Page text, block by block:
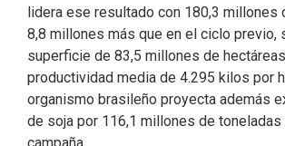
lidera ese resultado con 180,3 millones
8,8 millones más que en el ciclo previo,
superficie de 83,5 millones de
productividad media de 4.295 kilos por
organismo brasileño proyecta además
de soja por 116,1 millones de toneladas